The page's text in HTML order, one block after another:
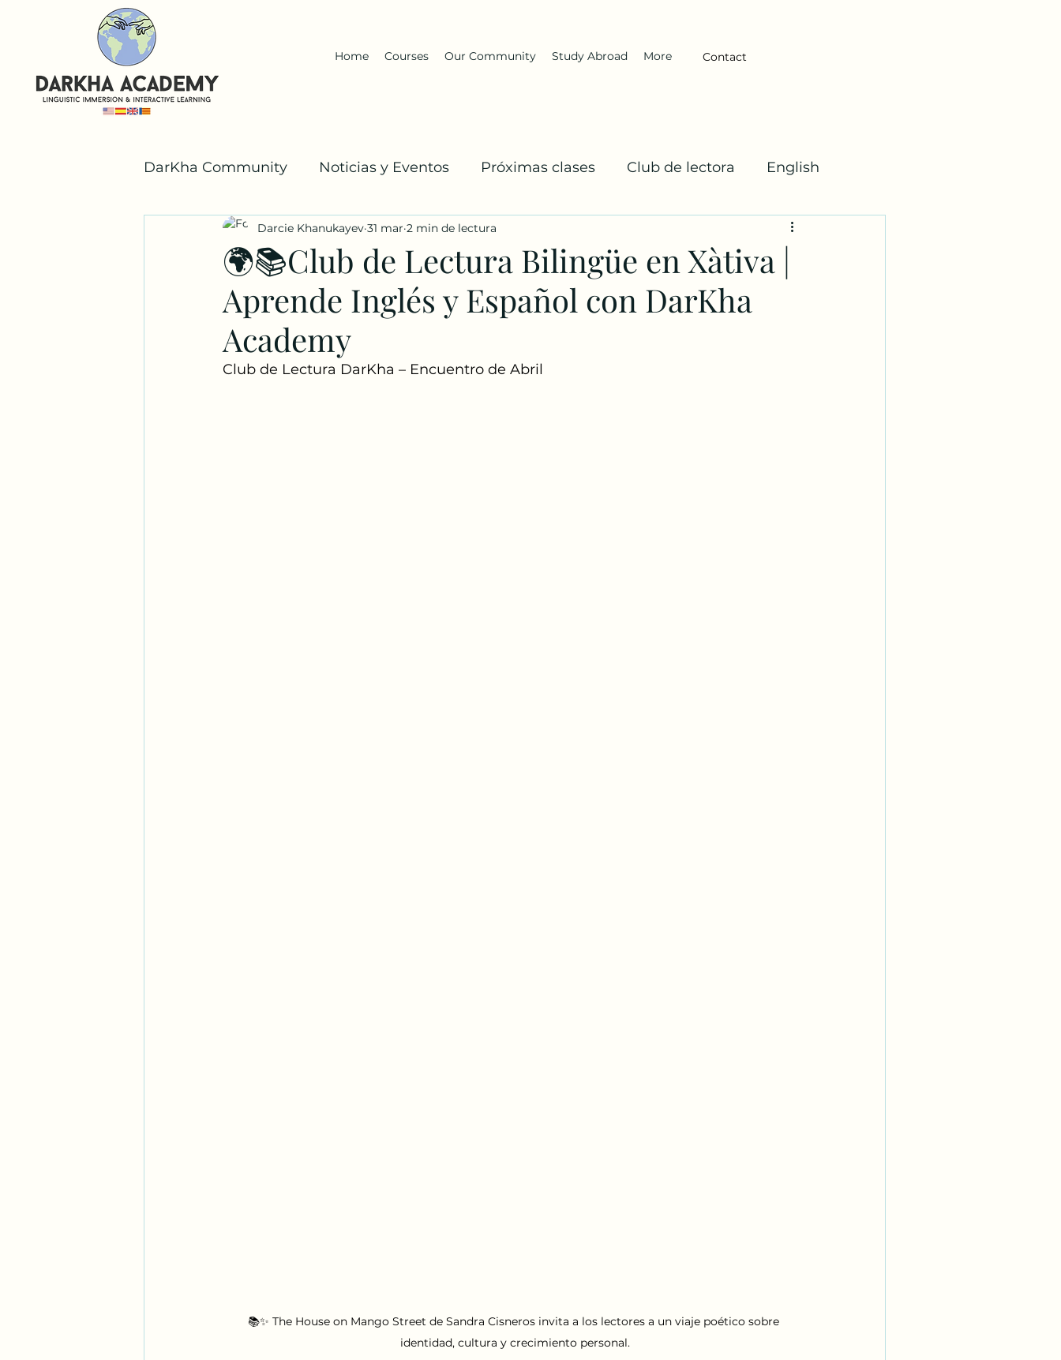
Home Courses Our Community Study Abroad More Contact
DarKha Community Noticias y Eventos Próximas clases Club de lectora English
Español Valencià El Equipo DarKha
Los Niños DarKha
🌍📚Club de Lectura Bilingüe en Xàtiva |
Aprende Inglés y Español con DarKha
Academy
Darcie Khanukayev 31 mar 2 min de lectura
Club de Lectura DarKha – Encuentro de Abril
📚✨ The House on Mango Street de Sandra Cisneros invita a los lectores a un viaje poético sobre
identidad, cultura y crecimiento personal.